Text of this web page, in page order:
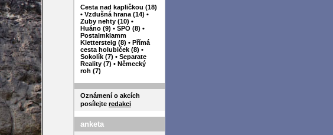
Cesta nad kapličkou (18)
• Vzdušná hrana (14) •
Zuby nehty (10) •
Huáno (9) • SPO (8) •
Postalmklamm
Klettersteig (8) • Přímá
cesta holubiček (8) •
Sokolík (7) • Separate
Reality (7) • Německý
roh (7)
Oznámení o akcích
posílejte redakci
anketa